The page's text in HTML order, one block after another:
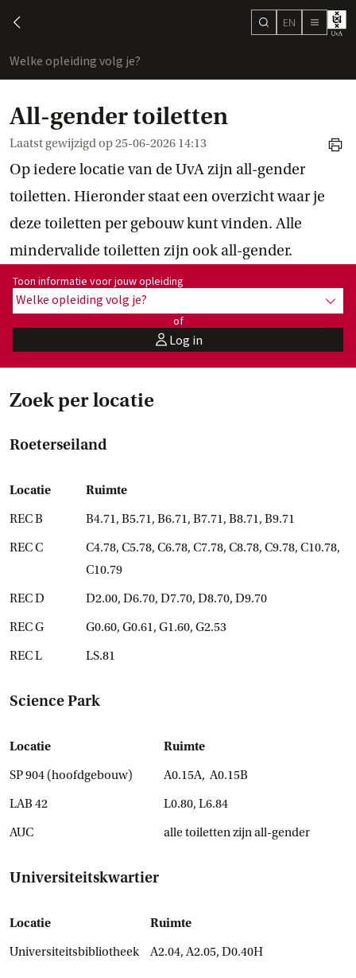
chevron-left search
EN menu
Welke opleiding volg je?
All-gender toiletten
Laatst gewijzigd op25-06-2026 14:13
print
Op iedere locatie van de UvA zijn all-gender
toiletten. Hieronder staat een overzicht waar je
deze toiletten per gebouw kunt vinden. Alle
mindervalide toiletten zijn ook all-gender.
Toon informatie voor opleiding:
Toon informatie voor jouw opleiding
Welke opleiding volg je? toon
of
userLog in
Zoek per locatie
Roeterseiland
Locatie
Ruimte
REC B
B4.71, B5.71, B6.71, B7.71, B8.71, B9.71
REC C
C4.78, C5.78, C6.78, C7.78, C8.78, C9.78, C10.78,
C10.79
REC D
D2.00, D6.70, D7.70, D8.70, D9.70
REC G
G0.60, G0.61, G1.60, G2.53
REC L
LS.81
Science Park
Locatie
Ruimte
SP 904 (hoofdgebouw)
A0.15A, A0.15B
LAB 42
L0.80, L6.84
AUC
alle toiletten zijn all-gender
Universiteitskwartier
Locatie
Ruimte
Universiteitsbibliotheek
A2.04, A2.05, D0.40H